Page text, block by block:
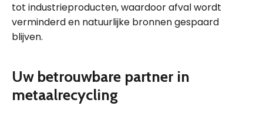
tot industrieproducten, waardoor afval wordt
verminderd en natuurlijke bronnen gespaard
blijven.
Uw betrouwbare partner in
metaalrecycling